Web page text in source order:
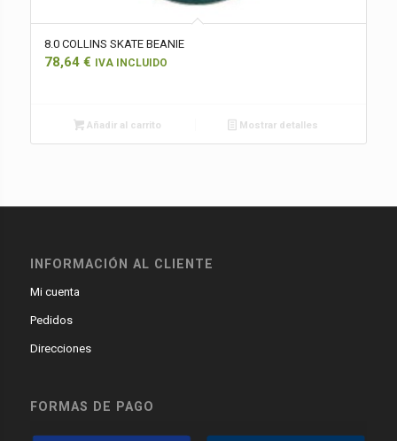
8.0 COLLINS SKATE BEANIE
78,64 € IVA INCLUIDO
Añadir al carrito Mostrar detalles
INFORMACIÓN AL CLIENTE
Mi cuenta
Pedidos
Direcciones
FORMAS DE PAGO